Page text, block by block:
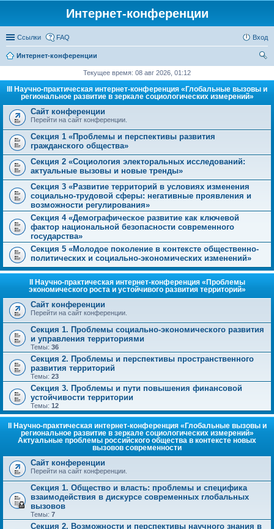
Интернет-конференции
Ссылки FAQ Вход
Интернет-конференции
Текущее время: 08 авг 2026, 01:12
III Научно-практическая интернет-конференция «Глобальные вызовы и
региональное развитие в зеркале социологических измерений»
Сайт конференции
Перейти на сайт конференции.
Секция 1 «Проблемы и перспективы развития
гражданского общества»
Секция 2 «Социология электоральных исследований:
актуальные вызовы и новые тренды»
Секция 3 «Развитие территорий в условиях изменения
социально-трудовой сферы: негативные проявления и
возможности регулирования»
Секция 4 «Демографическое развитие как ключевой
фактор национальной безопасности современного
государства»
Секция 5 «Молодое поколение в контексте общественно-
политических и социально-экономических изменений»
II Научно-практическая интернет-конференция «Проблемы
экономического роста и устойчивого развития территорий»
Сайт конференции
Перейти на сайт конференции.
Секция 1. Проблемы социально-экономического развития
и управления территориями
Темы: 36
Секция 2. Проблемы и перспективы пространственного
развития территорий
Темы: 23
Секция 3. Проблемы и пути повышения финансовой
устойчивости территории
Темы: 12
II Научно-практическая интернет-конференция «Глобальные вызовы и
региональное развитие в зеркале социологических измерений»
Актуальные проблемы российского общества в контексте новых
вызовов современности
Сайт конференции
Перейти на сайт конференции.
Секция 1. Общество и власть: проблемы и специфика
взаимодействия в дискурсе современных глобальных
вызовов
Темы: 7
Секция 2. Возможности и перспективы научного знания в